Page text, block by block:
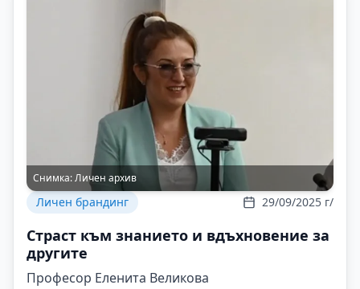
Снимка:Личен архив
Личен брандинг 29/09/2025 г/
Страст към знанието и вдъхновение за
другите
Професор Еленита Великова